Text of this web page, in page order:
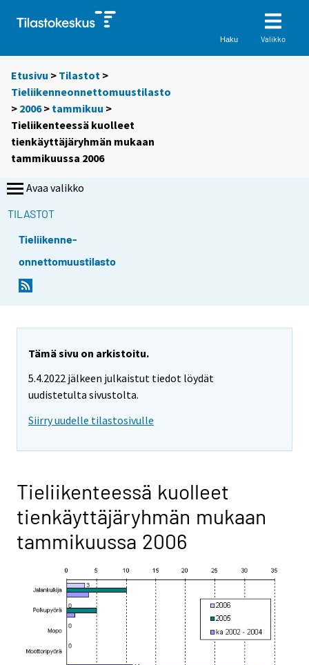
Haku Valikko
Etusivu > Tilastot >
Tieliikenneonnettomuustilasto
> 2006> tammikuu >
Tieliikenteessä kuolleet
tienkäyttäjäryhmän mukaan
tammikuussa 2006
Avaa valikko
TILASTOT
Tieliikenne-
onnettomuustilasto
Tämä sivu on arkistoitu.
5.4.2022 jälkeen julkaistut tiedot löydät
uudistetulta sivustolta.
Siirry uudelle tilastosivulle
Tieliikenteessä kuolleet
tienkäyttäjäryhmän mukaan
tammikuussa 2006